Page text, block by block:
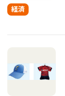
経済